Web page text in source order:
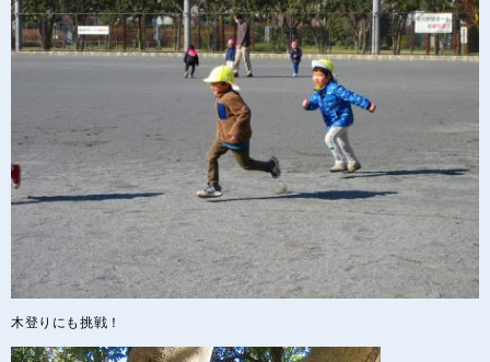
木登りにも挑戦！